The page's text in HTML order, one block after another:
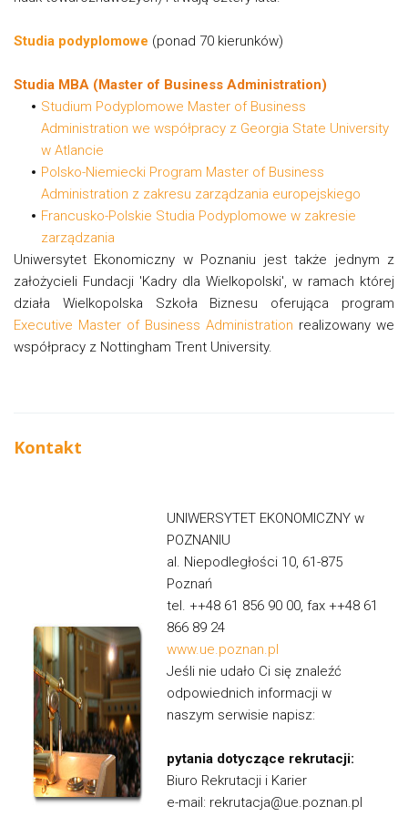
Studia podyplomowe (ponad 70 kierunków)
Studia MBA (Master of Business Administration)
Studium Podyplomowe Master of Business
Administration we współpracy z Georgia State University
w Atlancie
Polsko-Niemiecki Program Master of Business
Administration z zakresu zarządzania europejskiego
Francusko-Polskie Studia Podyplomowe w zakresie
zarządzania
Uniwersytet Ekonomiczny w Poznaniu jest także jednym z
założycieli Fundacji 'Kadry dla Wielkopolski', w ramach której
działa Wielkopolska Szkoła Biznesu oferująca program
Executive Master of Business Administration realizowany we
współpracy z Nottingham Trent University.
Kontakt
UNIWERSYTET EKONOMICZNY w
POZNANIU
al. Niepodległości 10, 61-875
Poznań
tel. ++48 61 856 90 00, fax ++48 61
866 89 24
www.ue.poznan.pl
Jeśli nie udało Ci się znaleźć
odpowiednich informacji w
naszym serwisie napisz:
pytania dotyczące rekrutacji:
Biuro Rekrutacji i Karier
e-mail: rekrutacja@ue.poznan.pl